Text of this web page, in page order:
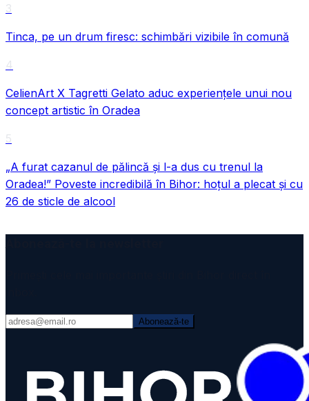
VIDEO
3
Tinca, pe un drum firesc: schimbări vizibile în comună
4
CelienArt X Tagretti Gelato aduc experiențele unui nou
concept artistic în Oradea
5
„A furat cazanul de pălincă și l-a dus cu trenul la
Oradea!” Poveste incredibilă în Bihor: hoțul a plecat și cu
26 de sticle de alcool
Abonează-te